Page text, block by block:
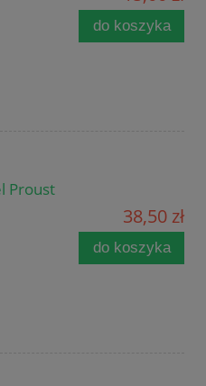
do koszyka
Proust
38,50 zł
do koszyka